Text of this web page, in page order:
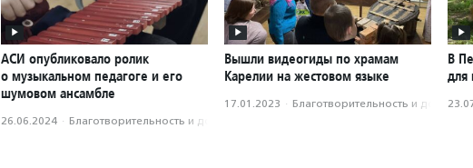
АСИ опубликовало ролик
о музыкальном педагоге и его
шумовом ансамбле
26.06.2024 · Благотвори­тель­ность и доброволь­чест­во
Вышли видеогиды по храмам
Карелии на жестовом языке
17.01.2023 · Благотвори­тель­ность и
В
для